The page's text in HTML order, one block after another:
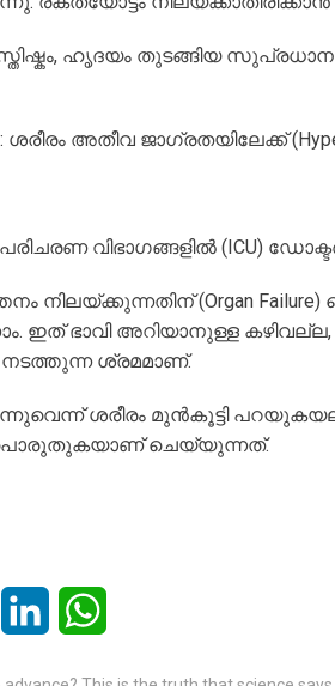
ഹൃദയം തുടങ്ങിയ
ശരീരം അതീവ ജാഗ്രതയിലേക്ക്
വിഭാഗങ്ങളിൽ (ICU)
നിലയ്ക്കുന്നതിന് (Organ
ഭാവി അറിയാനുള്ള കഴിവല്ല,
നടത്തുന്ന ശ്രമമാണ്.
ശരീരം മുൻകൂട്ടി
പൊരുതുകയാണ് ചെയ്യുന്നത്.
Reddit LinkedIn